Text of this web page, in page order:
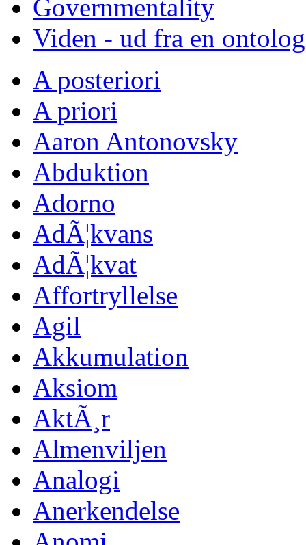
Governmentality
Viden - ud fra en
A posteriori
A priori
Aaron Antonovsky
Abduktion
Adorno
AdÃ¦kvans
AdÃ¦kvat
Affortryllelse
Agil
Akkumulation
Aksiom
AktÃ¸r
Almenviljen
Analogi
Anerkendelse